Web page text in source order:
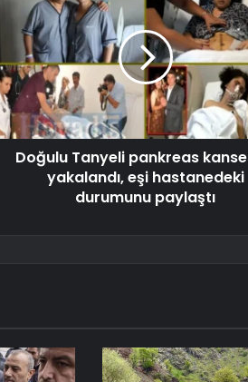
Doğulu Tanyeli pankreas
yakalandı, eşi hastanedeki
durumunu paylaştı